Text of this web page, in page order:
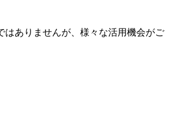
はありませんが、様々な活用機会がご